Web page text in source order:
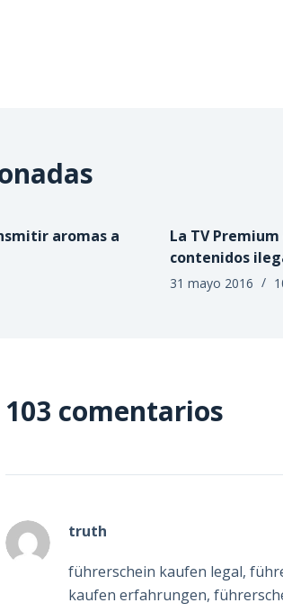
aromas a
La TV
contenidos
31 mayo 2016
103 comentarios
truth
führerschein kaufen legal,
kaufen erfahrungen,